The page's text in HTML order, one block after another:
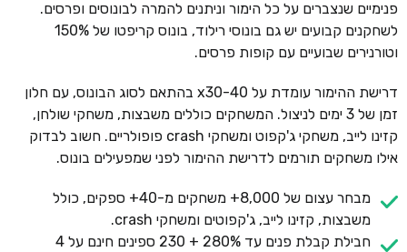
פנימיים שנצברים על כל הימור וניתנים להמרה לבונוסים ופרסים.
לשחקנים קבועים יש גם בונוסי רילוד, בונוס קריפטו של 150%
וטורנירים שבועיים עם קופות פרסים.
דרישת ההימור עומדת על x30-40 בהתאם לסוג הבונוס, עם חלון
זמן של 3 ימים לניצול. המשחקים כוללים משבצות, משחקי שולחן,
קזינו לייב, משחקי ג'קפוט ומשחקי crash פופולריים. חשוב לבדוק
אילו משחקים תורמים לדרישת ההימור לפני שמפעילים בונוס.
מבחר עצום של 8,000+ משחקים מ-40+ ספקים, כולל
משבצות, קזינו לייב, ג'קפוטים ומשחקי crash.
חבילת קבלת פנים עד 280% + 230 ספינים חינם על 4